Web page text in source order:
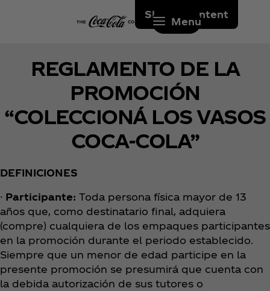
Skip to content
Menu
REGLAMENTO DE LA
PROMOCIÓN
“COLECCIONÁ LOS VASOS
COCA-COLA”
DEFINICIONES
· Participante: Toda persona física mayor de 13
años que, como destinatario final, adquiera
(compre) cualquiera de los empaques participantes
en la promoción durante el periodo establecido.
Siempre que un menor de edad participe en la
presente promoción se presumirá que cuenta con
la debida autorización de sus tutores o